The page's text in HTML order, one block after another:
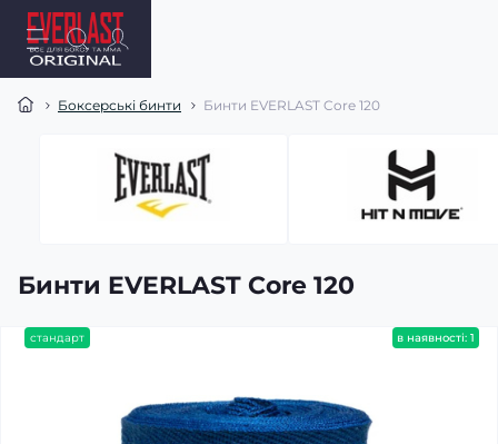
Боксерські бинти Бинти EVERLAST Core 120
Бинти EVERLAST Core 120
стандарт в наявності: 1